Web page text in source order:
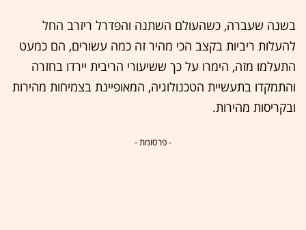
בשנה שעברה, כשהעולם השתנה והפדרל ריזרב החל
להעלות ריביות בקצב הכי מהיר זה כמה עשורים, הם כמעט
התעלמו מזה, הימרו על כך ששיעורי הריבית יירדו בחזרה
והתמקדו בתעשיית הטכנולוגיה, המאופיינת בצמיחות מהירות
ובקריסות מהירות.
- פרסומת -